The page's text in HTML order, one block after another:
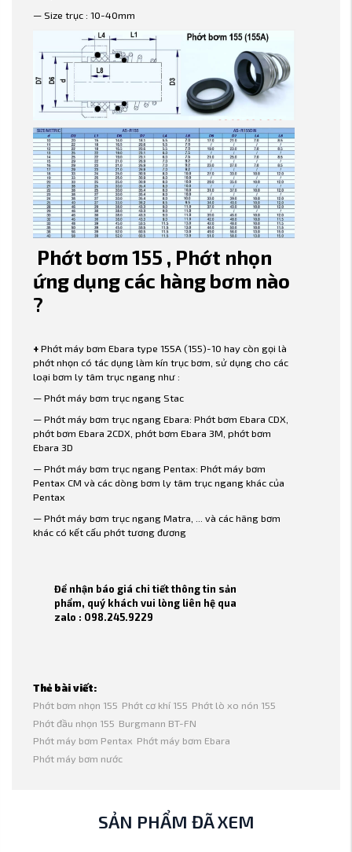
— Size trục : 10-40mm
Phớt bơm 155 , Phớt nhọn
ứng dụng các hàng bơm nào
?
+Phớt máy bơm Ebara type 155A (155)-10 hay còn gọi là
phớt nhọn có tác dụng làm kín trục bơm, sử dụng cho các
loại bơm ly tâm trục ngang như :
— Phớt máy bơm trục ngang Stac
— Phớt máy bơm trục ngang Ebara: Phớt bơm Ebara CDX,
phớt bơm Ebara 2CDX, phớt bơm Ebara 3M, phớt bơm
Ebara 3D
— Phớt máy bơm trục ngang Pentax: Phớt máy bơm
Pentax CM và các dòng bơm ly tâm trục ngang khác của
Pentax
— Phớt máy bơm trục ngang Matra, ... và các hãng bơm
khác có kết cấu phớt tương đương
Để nhận báo giá chi tiết thông tin sản
phẩm, quý khách vui lòng liên hệ qua
zalo : 098.245.9229
Thẻ bài viết:
Phớt bơm nhọn 155 Phớt cơ khí 155 Phớt lò xo nón 155
Phớt đầu nhọn 155 Burgmann BT-FN
Phớt máy bơm Pentax Phớt máy bơm Ebara
Phớt máy bơm nước
SẢN PHẨM ĐÃ XEM